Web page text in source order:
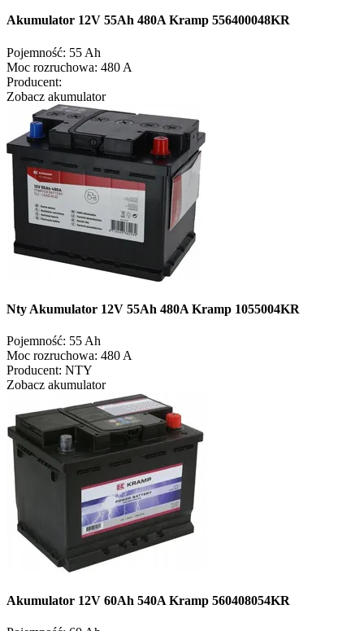
Akumulator 12V 55Ah 480A Kramp 556400048KR
Pojemność: 55 Ah
Moc rozruchowa: 480 A
Producent:
Zobacz akumulator
Nty Akumulator 12V 55Ah 480A Kramp 1055004KR
Pojemność: 55 Ah
Moc rozruchowa: 480 A
Producent: NTY
Zobacz akumulator
Akumulator 12V 60Ah 540A Kramp 560408054KR